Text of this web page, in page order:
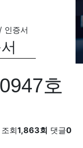
인증서
호
조회1,863회 댓글0